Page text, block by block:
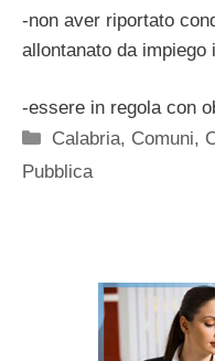
-non aver riportato
allontanato da
-essere in regola con
Categorie
Calabria, Comuni,
Pubblica